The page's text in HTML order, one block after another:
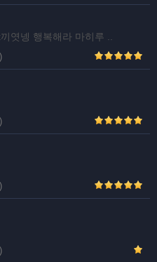
엿넹 행복해라 마히루 ..
)
)
)
)